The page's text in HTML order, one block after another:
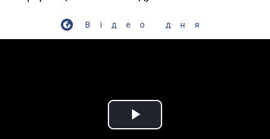
Відео дня
Play Video